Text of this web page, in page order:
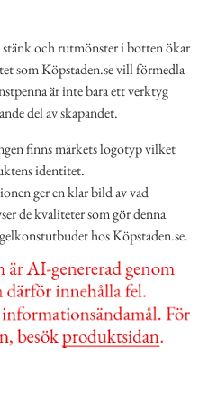
stänk och rutmönster i botten ökar
som Köpstaden.se vill förmedla
är inte bara ett verktyg
del av skapandet.
finns märkets logotyp vilket
identitet.
ger en klar bild av vad
de kvaliteter som gör denna
hos Köpstaden.se.